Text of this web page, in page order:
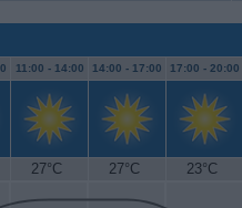
11:00 - 14:00 14:00 - 17:00 17:00 - 20:00
27°C 27°C 23°C